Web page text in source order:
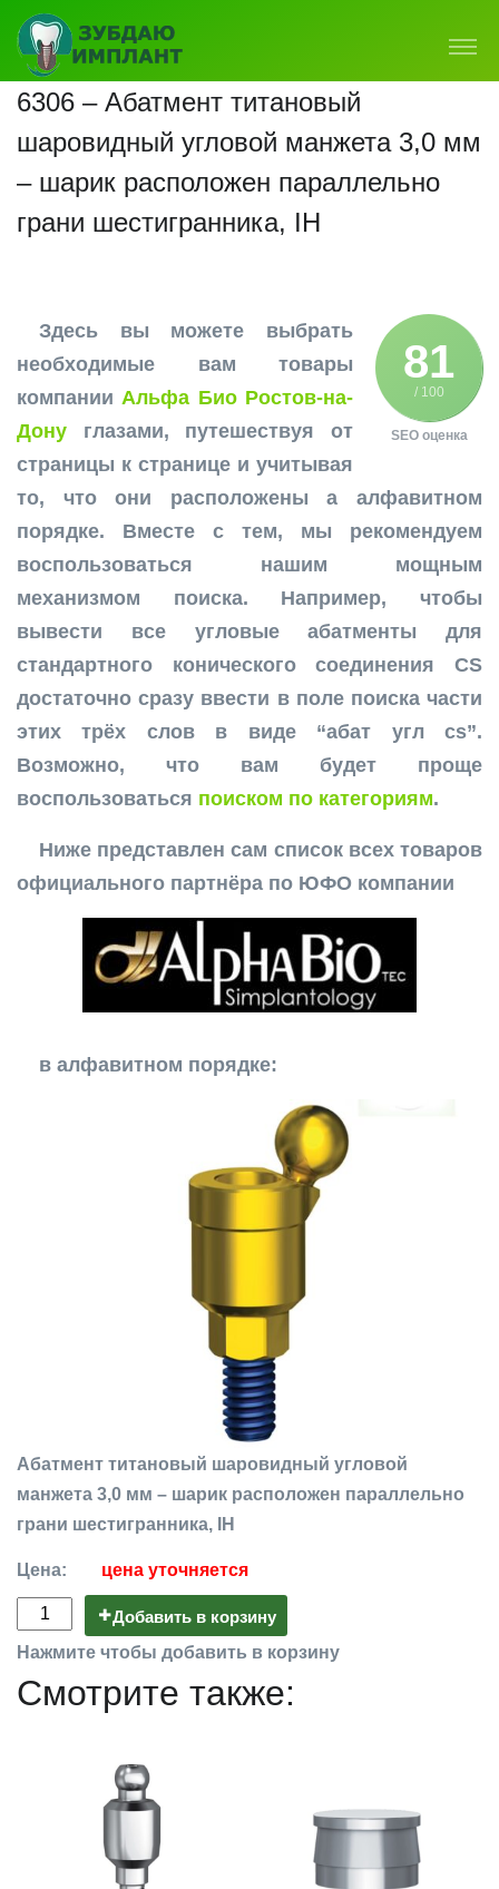
6306 – Абатмент титановый
шаровидный угловой манжета 3,0 мм
– шарик расположен параллельно
грани шестигранника, IH
81
/ 100
SEO оценка
Здесь вы можете выбрать
необходимые вам товары
компанииАльфа Био Ростов-на-
Дону глазами, путешествуя от
страницы к странице и учитывая
то, что они расположены а алфавитном
порядке. Вместе с тем, мы рекомендуем
воспользоваться нашим мощным
механизмом поиска. Например, чтобы
вывести все угловые абатменты для
стандартного конического соединения CS
достаточно сразу ввести в поле поиска части
этих трёх слов в виде “абат угл cs”.
Возможно, что вам будет проще
воспользоваться поиском по категориям.
Ниже представлен сам список всех товаров
официального партнёра по ЮФО компании
в алфавитном порядке:
Абатмент титановый шаровидный угловой
манжета 3,0 мм – шарик расположен параллельно
грани шестигранника, IH
Цена: цена уточняется
Добавить в корзину
Нажмите чтобы добавить в корзину
Смотрите также: